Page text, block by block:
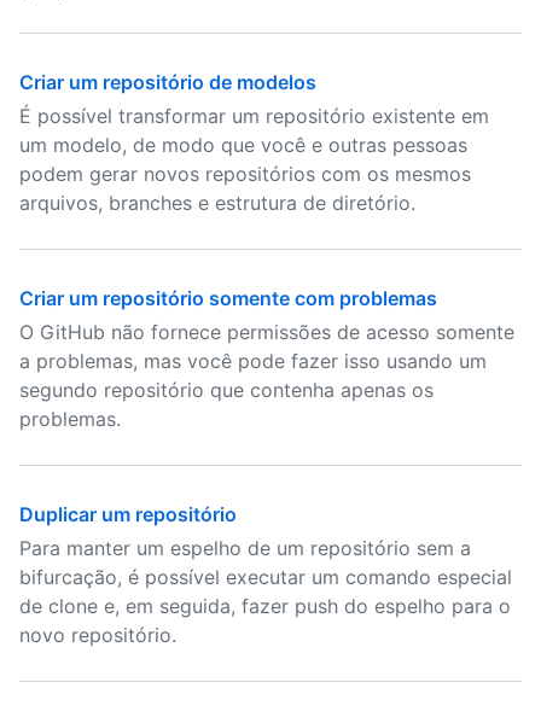
Criar um repositório de modelos
É possível transformar um repositório existente em
um modelo, de modo que você e outras pessoas
podem gerar novos repositórios com os mesmos
arquivos, branches e estrutura de diretório.
Criar um repositório somente com problemas
O GitHub não fornece permissões de acesso somente
a problemas, mas você pode fazer isso usando um
segundo repositório que contenha apenas os
problemas.
Duplicar um repositório
Para manter um espelho de um repositório sem a
bifurcação, é possível executar um comando especial
de clone e, em seguida, fazer push do espelho para o
novo repositório.